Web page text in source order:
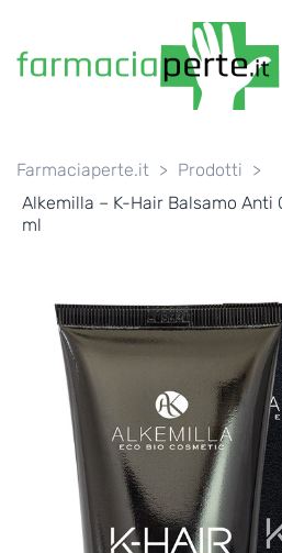
Farmaciaperte.it > Prodotti >
Alkemilla – K-Hair Balsamo Anti
ml